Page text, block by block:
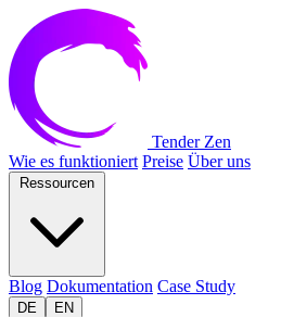
Tender Zen
Wie es funktioniert Preise Über uns
Blog Dokumentation Case Study
DE EN